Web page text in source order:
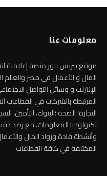
معلومات عنا
موقع بيزنس نيوز منصة إعلامية
المال و الأعمال في مصر والعالم
الإنترنت و وسائل التواصل
المرتبطة بالشركات في القطاعات
التجارة؛ الصحة ؛البنوك، التأمين،
تكنولوجيا المعلومات، مع رصد
وأنشطة قادة ورواد المال
المختلفة في كافة القطاعات